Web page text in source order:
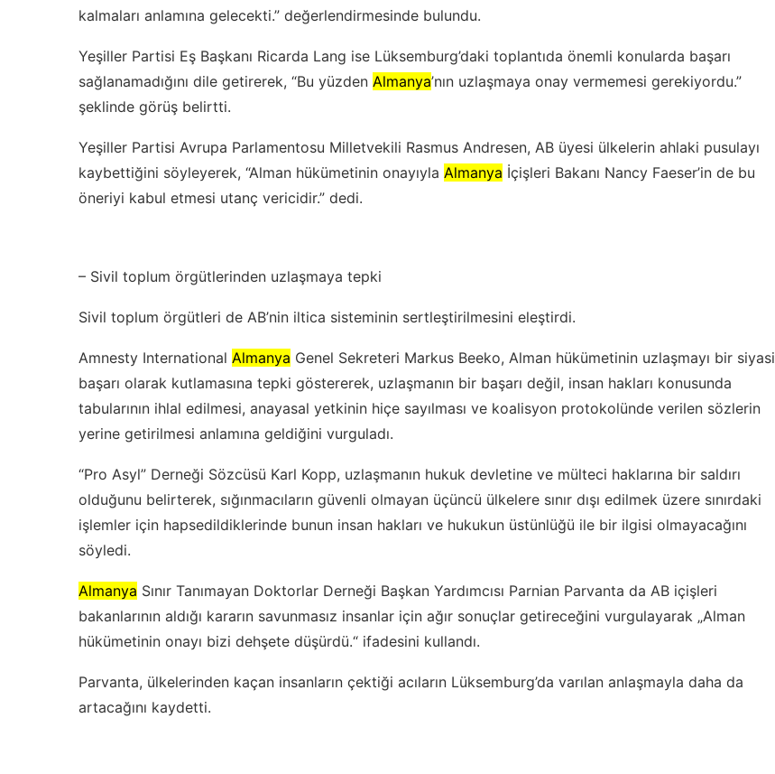
kalmaları anlamına gelecekti.” değerlendirmesinde bulundu.
Yeşiller Partisi Eş Başkanı Ricarda Lang ise Lüksemburg’daki toplantıda önemli konularda başarı
sağlanamadığını dile getirerek, “Bu yüzden Almanya’nın uzlaşmaya onay vermemesi gerekiyordu.”
şeklinde görüş belirtti.
Yeşiller Partisi Avrupa Parlamentosu Milletvekili Rasmus Andresen, AB üyesi ülkelerin ahlaki pusulayı
kaybettiğini söyleyerek, “Alman hükümetinin onayıyla Almanya İçişleri Bakanı Nancy Faeser’in de bu
öneriyi kabul etmesi utanç vericidir.” dedi.
– Sivil toplum örgütlerinden uzlaşmaya tepki
Sivil toplum örgütleri de AB’nin iltica sisteminin sertleştirilmesini eleştirdi.
Amnesty International Almanya Genel Sekreteri Markus Beeko, Alman hükümetinin uzlaşmayı bir siyasi
başarı olarak kutlamasına tepki göstererek, uzlaşmanın bir başarı değil, insan hakları konusunda
tabularının ihlal edilmesi, anayasal yetkinin hiçe sayılması ve koalisyon protokolünde verilen sözlerin
yerine getirilmesi anlamına geldiğini vurguladı.
“Pro Asyl” Derneği Sözcüsü Karl Kopp, uzlaşmanın hukuk devletine ve mülteci haklarına bir saldırı
olduğunu belirterek, sığınmacıların güvenli olmayan üçüncü ülkelere sınır dışı edilmek üzere sınırdaki
işlemler için hapsedildiklerinde bunun insan hakları ve hukukun üstünlüğü ile bir ilgisi olmayacağını
söyledi.
Almanya Sınır Tanımayan Doktorlar Derneği Başkan Yardımcısı Parnian Parvanta da AB içişleri
bakanlarının aldığı kararın savunmasız insanlar için ağır sonuçlar getireceğini vurgulayarak „Alman
hükümetinin onayı bizi dehşete düşürdü.“ ifadesini kullandı.
Parvanta, ülkelerinden kaçan insanların çektiği acıların Lüksemburg’da varılan anlaşmayla daha da
artacağını kaydetti.